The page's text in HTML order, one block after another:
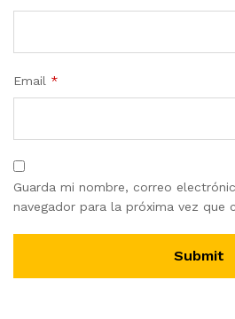
Email *
Guarda mi nombre, correo
navegador para la próxima vez que